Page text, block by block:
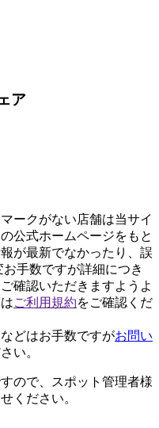
ア
ークがない店舗は当サイ
公式ホームページをもと
が最新でなかったり、誤
手数ですが詳細につき
確認いただきますようよ
ご利用規約をご確認くだ
どはお手数ですがお問い
い。
ので、スポット管理者様
ください。